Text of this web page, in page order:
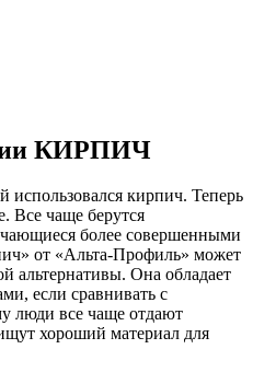
КИРПИЧ
использовался кирпич. Теперь
Все чаще берутся
более совершенными
от «Альта-Профиль» может
альтернативы. Она обладает
если сравнивать с
люди все чаще отдают
хороший материал для